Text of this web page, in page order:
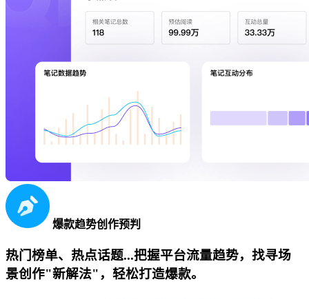
爆款趋势创作预判
热门榜单、热点话题...把握平台流量趋势，找寻场
景创作"新解法"，轻松打造爆款。